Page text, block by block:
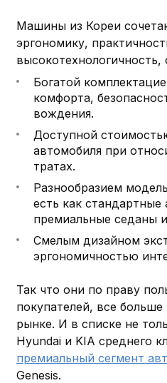
Машины из Кореи
эргономику,
высокотехнологичность,
Богатой
комфорта,
вождения.
Доступной
автомобиля при
тратах.
Разнообразием
есть как стандартные
премиальные седаны
Смелым дизайном
эргономичностью
Так что они по праву
покупателей, все
рынке. И в списке не
Hyundai и KIA среднего
премиальный сегмент
Genesis.